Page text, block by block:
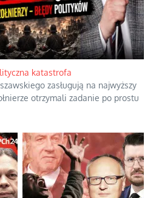
katastrofa
zasługują na najwyższy
otrzymali zadanie po prostu